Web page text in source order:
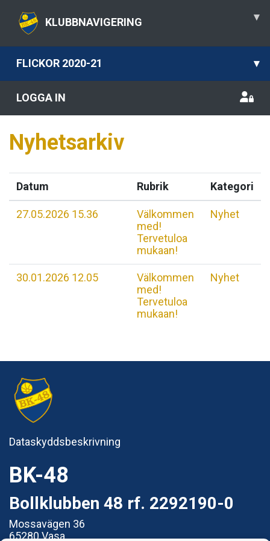
KLUBBNAVIGERING ▾
FLICKOR 2020-21 ▾
LOGGA IN
Nyhetsarkiv
Datum Rubrik Kategori
27.05.2026 15.36
Välkommen
med!
Tervetuloa
mukaan!
Nyhet
30.01.2026 12.05
Välkommen
med!
Tervetuloa
mukaan!
Nyhet
Dataskyddsbeskrivning
BK-48
Bollklubben 48 rf. 2292190-0
Mossavägen 36
65280 Vasa